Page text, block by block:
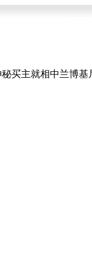
买主就相中兰博基